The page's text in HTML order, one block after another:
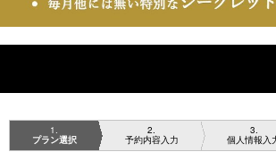
1
プラン選択
2
予約内容入力
3
個人情報入